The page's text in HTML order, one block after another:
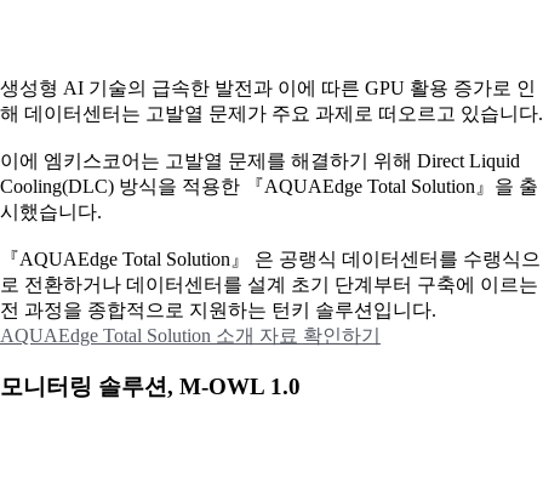
생성형 AI 기술의 급속한 발전과 이에 따른 GPU 활용 증가로 인
해 데이터센터는 고발열 문제가 주요 과제로 떠오르고 있습니다.
이에 엠키스코어는 고발열 문제를 해결하기 위해 Direct Liquid
Cooling(DLC) 방식을 적용한 『AQUAEdge Total Solution』을 출
시했습니다.
『AQUAEdge Total Solution』 은 공랭식 데이터센터를 수랭식으
로 전환하거나 데이터센터를 설계 초기 단계부터 구축에 이르는
전 과정을 종합적으로 지원하는 턴키 솔루션입니다.
AQUAEdge Total Solution 소개 자료 확인하기
모니터링 솔루션, M-OWL 1.0